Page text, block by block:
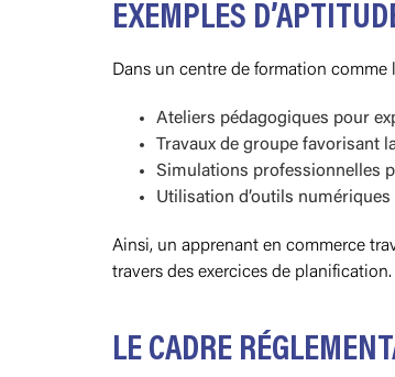
EXEMPLES
Dans un centre de formation comme
Ateliers pédagogiques pour
Travaux de groupe favorisant
Simulations professionnelles
Utilisation d’outils numériques
Ainsi, un apprenant en commerce
travers des exercices de planification.
LE CADRE